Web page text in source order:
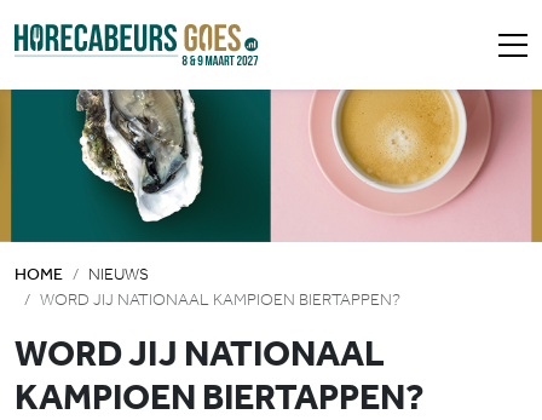
HOME
NIEUWS
WORD JIJ NATIONAAL KAMPIOEN BIERTAPPEN?
WORD JIJ NATIONAAL
KAMPIOEN BIERTAPPEN?